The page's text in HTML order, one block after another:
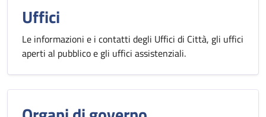
Uffici
Le informazioni e i contatti degli Uffici di Città, gli uffici
aperti al pubblico e gli uffici assistenziali.